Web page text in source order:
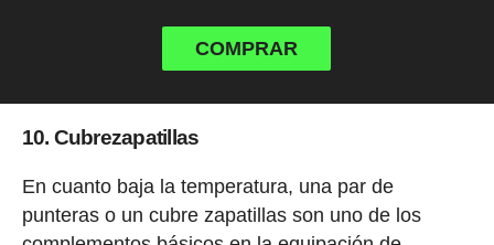
COMPRAR
10. Cubrezapatillas
En cuanto baja la temperatura, una par de
punteras o un cubre zapatillas son uno de los